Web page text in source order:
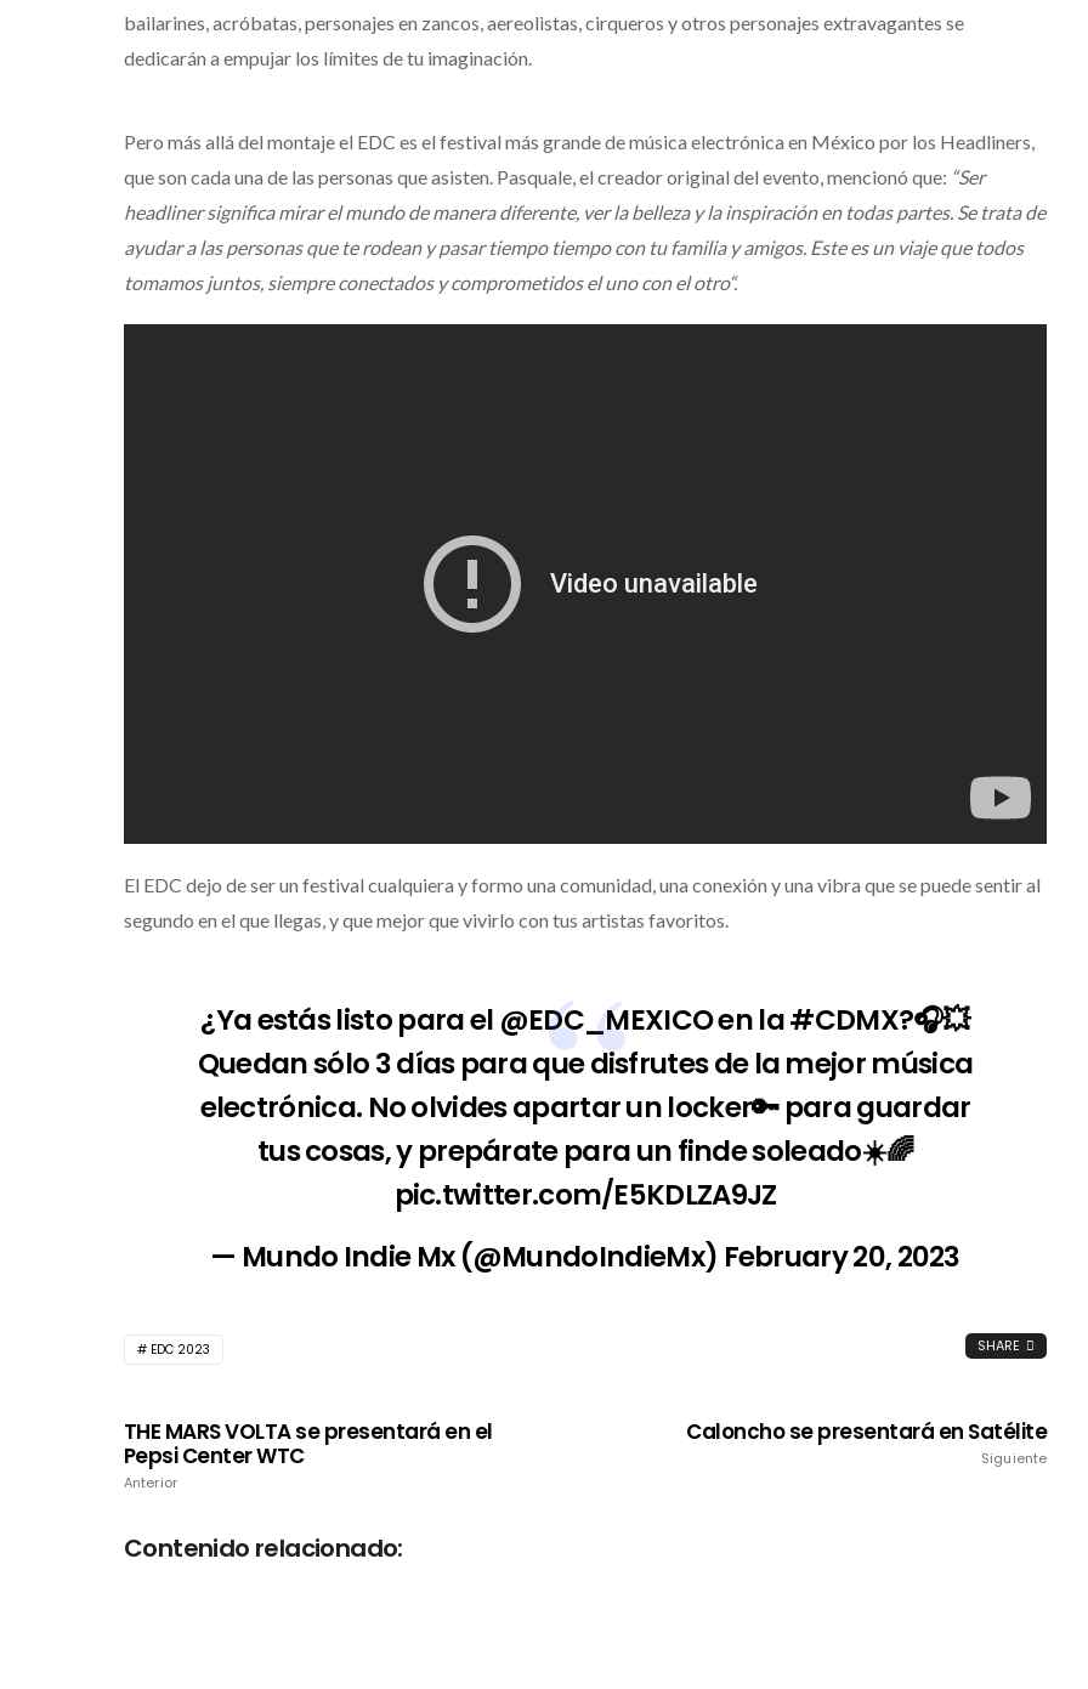
bailarines, acróbatas, personajes en zancos, aereolistas, cirqueros y otros personajes extravagantes se
dedicarán a empujar los límites de tu imaginación.
Pero más allá del montaje el EDC es el festival más grande de música electrónica en México por los Headliners,
que son cada una de las personas que asisten. Pasquale, el creador original del evento, mencionó que: “Ser
headliner significa mirar el mundo de manera diferente, ver la belleza y la inspiración en todas partes. Se trata de
ayudar a las personas que te rodean y pasar tiempo tiempo con tu familia y amigos. Este es un viaje que todos
tomamos juntos, siempre conectados y comprometidos el uno con el otro“.
El EDC dejo de ser un festival cualquiera y formo una comunidad, una conexión y una vibra que se puede sentir al
segundo en el que llegas, y que mejor que vivirlo con tus artistas favoritos.
¿Ya estás listo para el @EDC_MEXICOen la#CDMX?🎧💥
Quedan sólo 3 días para que disfrutes de la mejor música
electrónica. No olvides apartar un locker🔑 para guardar
tus cosas, y prepárate para un finde soleado☀️🌈
pic.twitter.com/E5KDLZA9JZ
— Mundo Indie Mx (@MundoIndieMx) February 20, 2023
EDC 2023 SHARE
THE MARS VOLTA se presentará en el
Pepsi Center WTC
Anterior
Caloncho se presentará en Satélite
Siguiente
Contenido relacionado: